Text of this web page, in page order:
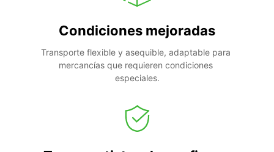
Condiciones mejoradas
Transporte flexible y asequible, adaptable para
mercancías que requieren condiciones
especiales.